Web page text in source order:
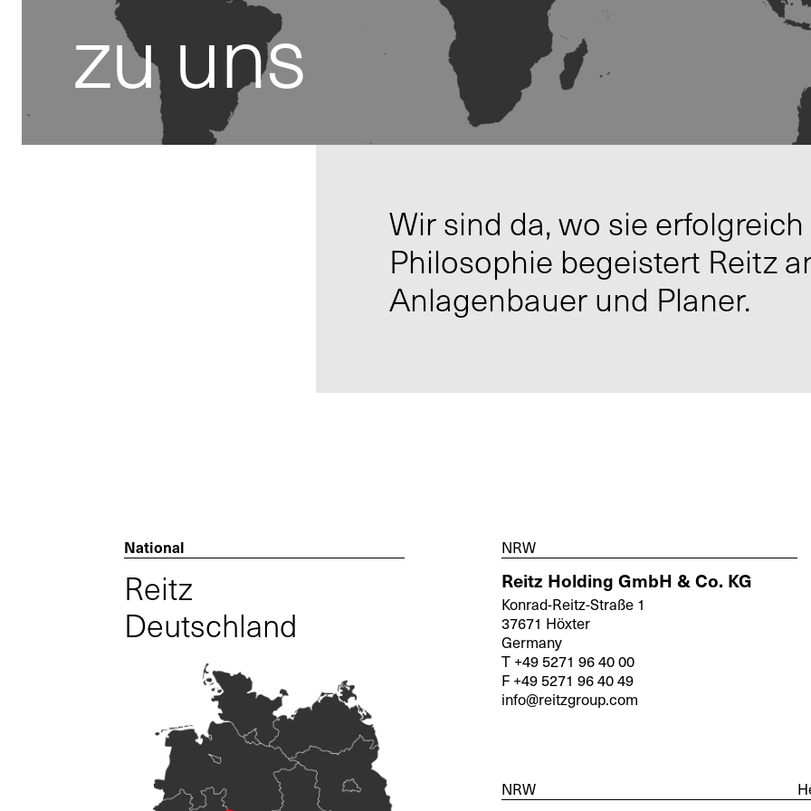
zu uns
Wir sind da, wo sie
Philosophie begeistert Reitz
Anlagenbauer und Planer.
National
Reitz
Deutschland
NRW
Reitz Holding GmbH & Co. KG
Konrad-Reitz-Straße 1
37671 Höxter
Germany
T +49 5271 96 40 00
F +49 5271 96 40 49
info@reitzgroup.com
NRW